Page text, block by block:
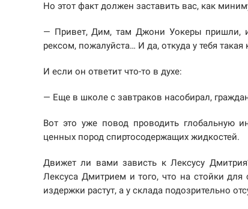
Но этот факт должен заставить вас, как
— Привет, Дим, там Джони Уокеры пришли,
рексом, пожалуйста… И да, откуда у тебя
И если он ответит что-то в духе:
— Еще в школе с завтраков насобирал,
Вот это уже повод проводить глобальную
ценных пород спиртосодержащих жидкостей.
Движет ли вами зависть к Лексусу
Лексуса Дмитрием и того, что на стойки
издержки растут, а у склада подозрительно